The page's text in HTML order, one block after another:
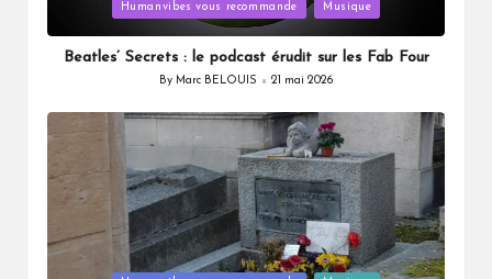
Humanvibes vous recommande Musique
Beatles’ Secrets : le podcast érudit sur les Fab Four
Posted
By Marc BELOUIS 21 mai 2026